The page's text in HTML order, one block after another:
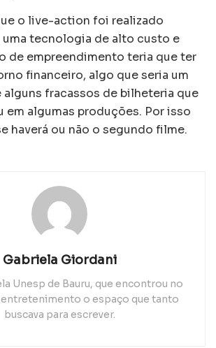
o live-action foi realizado
uma tecnologia de alto custo e
de empreendimento teria que ter
financeiro, algo que seria um
fracassos de bilheteria que
em algumas produções. Por isso
haverá ou não o segundo filme.
Gabriela Giordani
Unesp de Bauru, que encontrou no
o espaço que tanto
buscava para escrever.